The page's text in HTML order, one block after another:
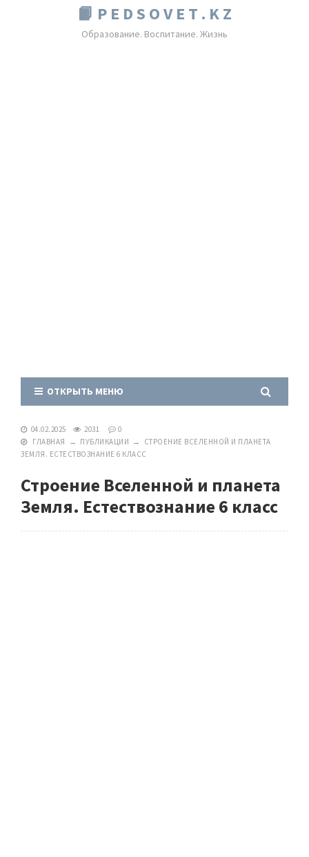
📙 P E D S O V E T . K Z
Образование. Воспитание. Жизнь
ОТКРЫТЬ МЕНЮ
04.02.2025 2031
0
ГЛАВНАЯ
→ ПУБЛИКАЦИИ →
СТРОЕНИЕ ВСЕЛЕННОЙ И ПЛАНЕТА
ЗЕМЛЯ. ЕСТЕСТВОЗНАНИЕ 6 КЛАСС
Строение Вселенной и планета
Земля. Естествознание 6 класс